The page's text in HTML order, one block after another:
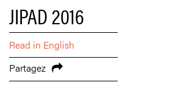
JIPAD 2016
Read in English
Partagez